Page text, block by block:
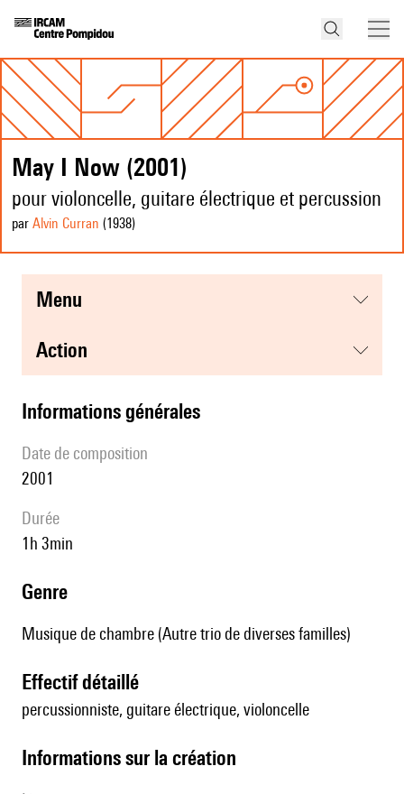
May I Now (2001)
pour violoncelle, guitare électrique et percussion
par Alvin Curran (1938)
menu
action
informations générales
date de composition
2001
durée
1h 3min
genre
Musique de chambre (Autre trio de diverses familles)
effectif détaillé
percussionniste, guitare électrique, violoncelle
informations sur la création